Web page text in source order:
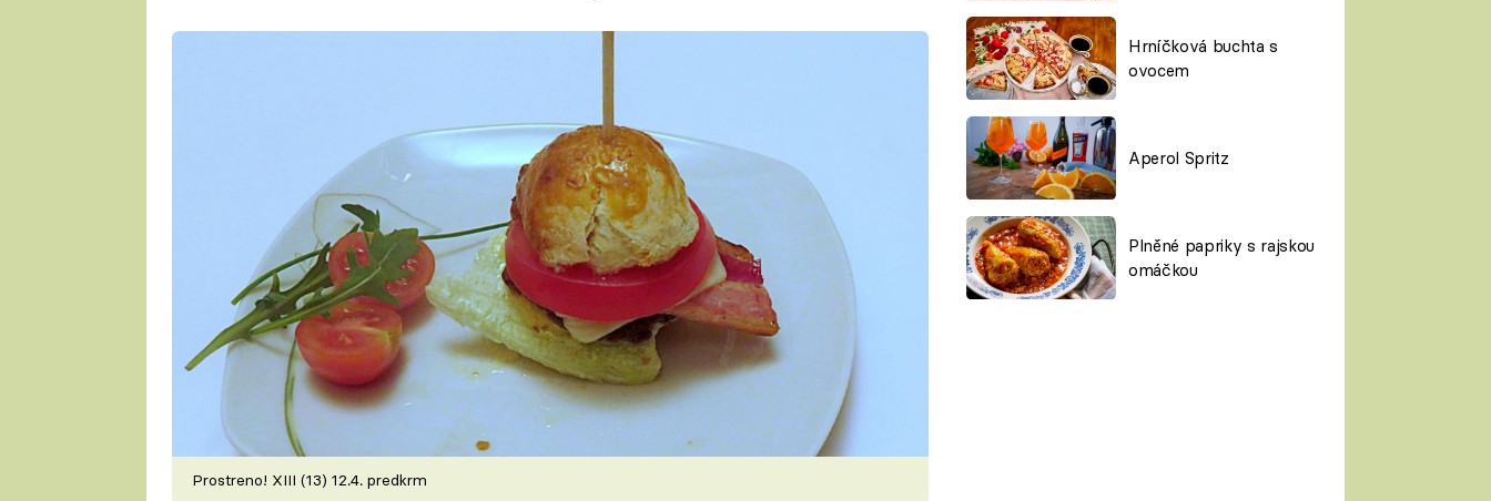
Hrníčková buchta s
ovocem
Aperol Spritz
Plněné papriky s rajskou
omáčkou
Prostreno! XIII (13) 12.4. predkrm